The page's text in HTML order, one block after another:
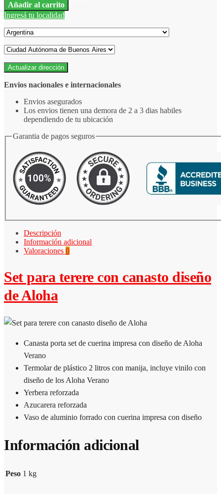
Añadir al carrito
Ingresá tu localidad
Actualizar dirección
Envios nacionales e internacionales
Envios asegurados
Los envios tienen una demora de 2 a 3 dias habiles
dependiendo de tu ubicación
Garantia de pagos seguros
Descripción
Información adicional
Valoraciones 0
Set para terere con canasto diseño
de Aloha
Canasta porta set de cuerina impresa con diseño de Aloha
Verano
Termolar de plástico 2 litros con manija, incluye vinilo con
diseño de los Aloha Verano
Yerbera reforzada
Azucarera reforzada
Vaso de aluminio forrado con cuerina impresa con diseño
Información adicional
Peso 1 kg